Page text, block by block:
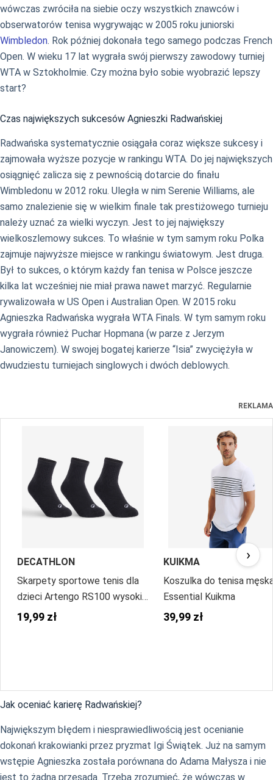
wówczas zwróciła na siebie oczy wszystkich znawców i
obserwatorów tenisa wygrywając w 2005 roku juniorski
Wimbledon. Rok później dokonała tego samego podczas French
Open. W wieku 17 lat wygrała swój pierwszy zawodowy turniej
WTA w Sztokholmie. Czy można było sobie wyobrazić lepszy
start?
Czas największych sukcesów Agnieszki Radwańskiej
Radwańska systematycznie osiągała coraz większe sukcesy i
zajmowała wyższe pozycje w rankingu WTA. Do jej największych
osiągnięć zalicza się z pewnością dotarcie do finału
Wimbledonu w 2012 roku. Uległa w nim Serenie Williams, ale
samo znalezienie się w wielkim finale tak prestiżowego turnieju
należy uznać za wielki wyczyn. Jest to jej największy
wielkoszlemowy sukces. To właśnie w tym samym roku Polka
zajmuje najwyższe miejsce w rankingu światowym. Jest druga.
Był to sukces, o którym każdy fan tenisa w Polsce jeszcze
kilka lat wcześniej nie miał prawa nawet marzyć. Regularnie
rywalizowała w US Open i Australian Open. W 2015 roku
Agnieszka Radwańska wygrała WTA Finals. W tym samym roku
wygrała również Puchar Hopmana (w parze z Jerzym
Janowiczem). W swojej bogatej karierze “Isia” zwyciężyła w
dwudziestu turniejach singlowych i dwóch deblowych.
REKLAMA
DECATHLON
Skarpety sportowe tenis dla
dzieci Artengo RS100 wysokie
3 pary
19,99 zł
KUIKMA
Koszulka do tenisa
Essential Kuikma
39,99 zł
›
Jak oceniać karierę Radwańskiej?
Największym błędem i niesprawiedliwością jest ocenianie
dokonań krakowianki przez pryzmat Igi Świątek. Już na samym
wstępie Agnieszka została porównana do Adama Małysza i nie
jest to żadna przesada. Trzeba zrozumieć, że wówczas w